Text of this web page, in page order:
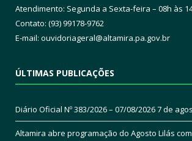
Atendimento: Segunda a Sexta-feira – 08h às
Contato: (93) 99178-9762
E-mail: ouvidoriageral@altamira.pa.gov.br
ÚLTIMAS PUBLICAÇÕES
Diário Oficial Nº 383/2026 – 07/08/20267 de
Altamira abre programação do Agosto Lilás